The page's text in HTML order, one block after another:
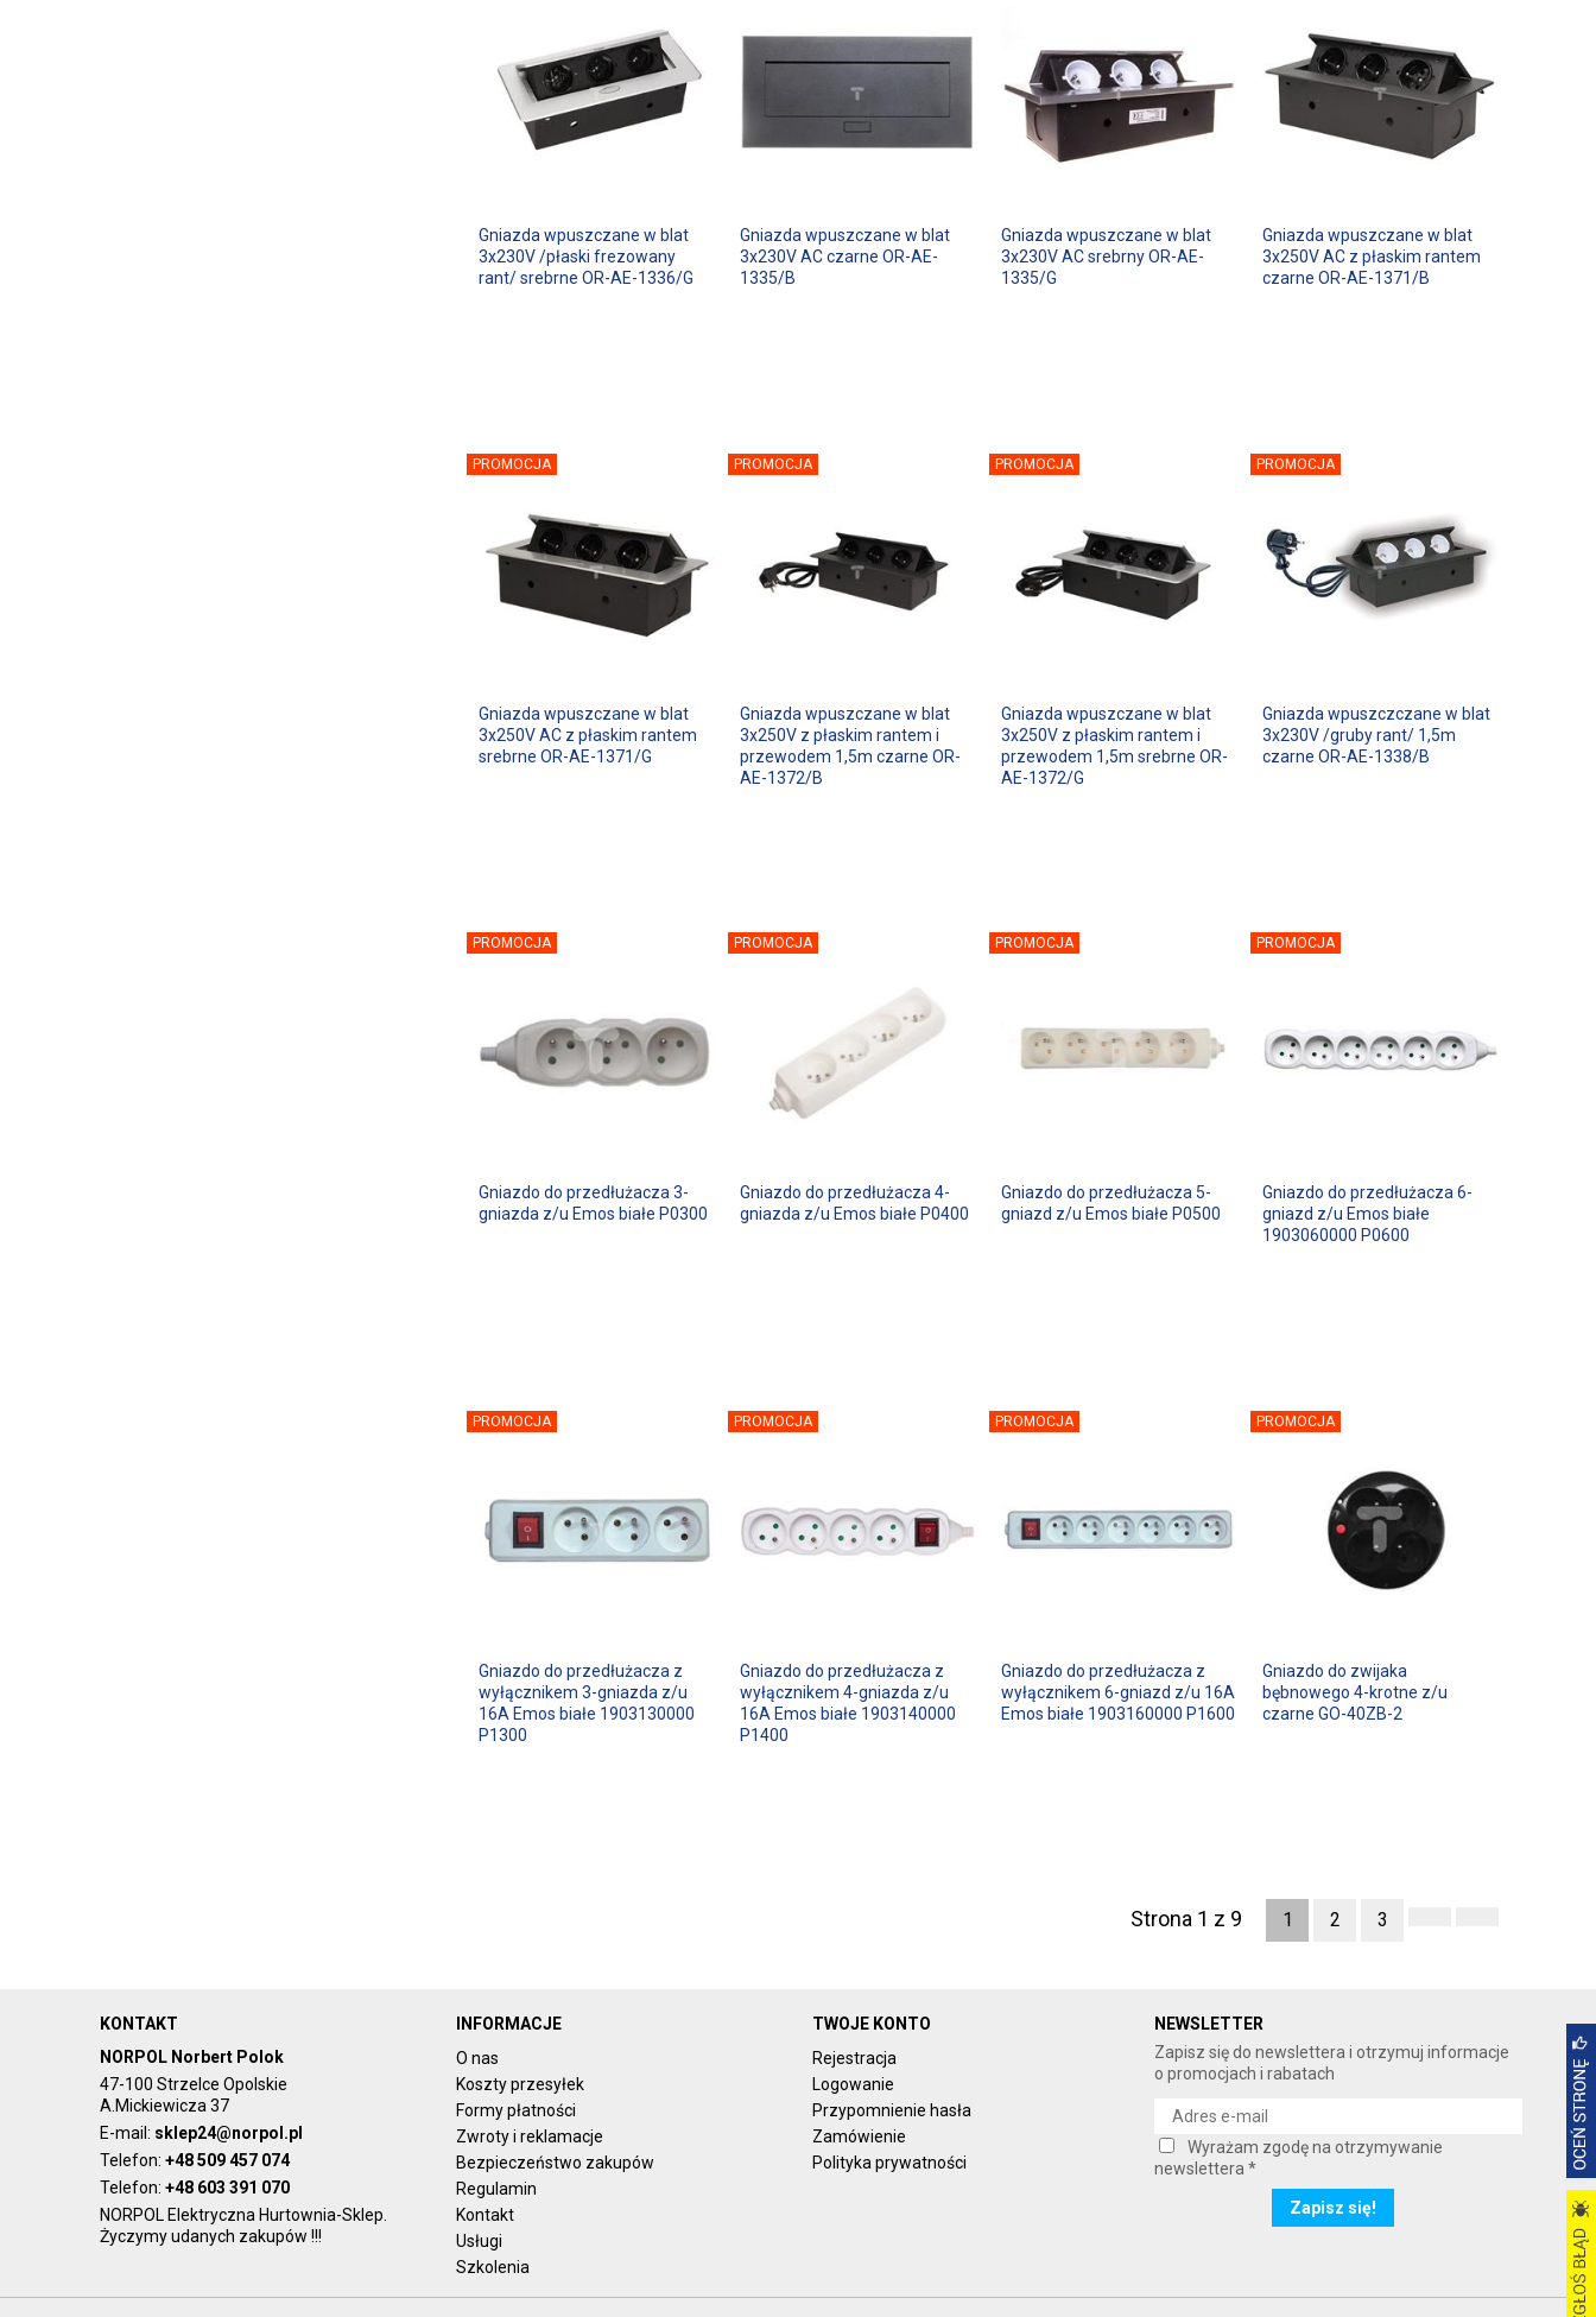
Gniazda wpuszczane w blat
3x230V /płaski frezowany
rant/ srebrne OR-AE-1336/G
Gniazda wpuszczane w blat
3x230V AC czarne OR-AE-
1335/B
Gniazda wpuszczane w blat
3x230V AC srebrny OR-AE-
1335/G
Gniazda wpuszczane w blat
3x250V AC z płaskim rantem
czarne OR-AE-1371/B
PROMOCJA
Gniazda wpuszczane w blat
3x250V AC z płaskim rantem
srebrne OR-AE-1371/G
PROMOCJA
Gniazda wpuszczane w blat
3x250V z płaskim rantem i
przewodem 1,5m czarne OR-
AE-1372/B
PROMOCJA
Gniazda wpuszczane w blat
3x250V z płaskim rantem i
przewodem 1,5m srebrne OR-
AE-1372/G
PROMOCJA
Gniazda wpuszczczane w blat
3x230V /gruby rant/ 1,5m
czarne OR-AE-1338/B
PROMOCJA
Gniazdo do przedłużacza 3-
gniazda z/u Emos białe P0300
PROMOCJA
Gniazdo do przedłużacza 4-
gniazda z/u Emos białe P0400
PROMOCJA
Gniazdo do przedłużacza 5-
gniazd z/u Emos białe P0500
PROMOCJA
Gniazdo do przedłużacza 6-
gniazd z/u Emos białe
1903060000 P0600
PROMOCJA
Gniazdo do przedłużacza z
wyłącznikem 3-gniazda z/u
16A Emos białe 1903130000
P1300
PROMOCJA
Gniazdo do przedłużacza z
wyłącznikem 4-gniazda z/u
16A Emos białe 1903140000
P1400
PROMOCJA
Gniazdo do przedłużacza z
wyłącznikem 6-gniazd z/u 16A
Emos białe 1903160000 P1600
PROMOCJA
Gniazdo do zwijaka
bębnowego 4-krotne z/u
czarne GO-40ZB-2
Strona 1 z 9 1 2 3
KONTAKT
NORPOL Norbert Polok
47-100 Strzelce Opolskie
A.Mickiewicza 37
E-mail: sklep24@norpol.pl
Telefon: +48 509 457 074
Telefon: +48 603 391 070
NORPOL Elektryczna Hurtownia-Sklep.
Życzymy udanych zakupów !!!
INFORMACJE
O nas
Koszty przesyłek
Formy płatności
Zwroty i reklamacje
Bezpieczeństwo zakupów
Regulamin
Kontakt
Usługi
Szkolenia
TWOJE KONTO
Rejestracja
Logowanie
Przypomnienie hasła
Zamówienie
Polityka prywatności
NEWSLETTER
Zapisz się do newslettera i otrzymuj informacje
o promocjach i rabatach
Wyrażam zgodę na otrzymywanie
newslettera *